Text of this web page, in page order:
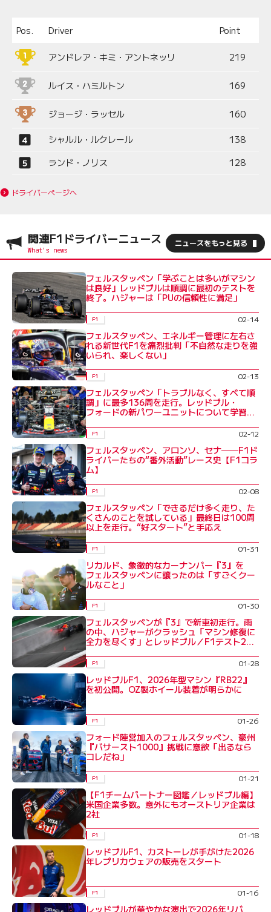
Pos. Driver Point
アンドレア・キミ・アントネッリ 219
ルイス・ハミルトン 169
ジョージ・ラッセル 160
シャルル・ルクレール
138
ランド・ノリス
128
ドライバーページへ
関連F1ドライバーニュース ニュースをもっと見る
フェルスタッペン「学ぶことは多いがマシン
は良好」レッドブルは順調に最初のテストを
終了。ハジャーは「PUの信頼性に満足」
F1 02-14
フェルスタッペン、エネルギー管理に左右さ
れる新世代F1を痛烈批判「不自然な走りを強
いられ、楽しくない」
F1 02-13
フェルスタッペン「トラブルなく、すべて順
調」に最多136周を走行。レッドブル・
フォードの新パワーユニットについて学習重
F1 02-12
フェルスタッペン、アロンソ、セナ──F1ド
ライバーたちの“番外活動”レース史【F1コラ
ム】
F1 02-08
フェルスタッペン「できるだけ多く走り、た
くさんのことを試している」最終日は100周
以上を走行。“好スタート”と手応え
F1 01-31
リカルド、象徴的なカーナンバー『3』を
フェルスタッペンに譲ったのは「すごくクー
ルなこと」
F1 01-30
フェルスタッペンが『3』で新車初走行。雨
の中、ハジャーがクラッシュ「マシン修復に
全力を尽くす」とレッドブル／F1テスト2日
F1 01-28
レッドブルF1、2026年型マシン『RB22』
を初公開。OZ製ホイール装着が明らかに
F1 01-26
フォード陣営加入のフェルスタッペン、豪州
『バサースト1000』挑戦に意欲「出るなら
コレだね」
F1 01-21
【F1チームパートナー図鑑／レッドブル編】
米国企業多数。意外にもオーストリア企業は
2社
F1 01-18
レッドブルF1、カストーレが手がけた2026
年レプリカウェアの販売をスタート
F1 01-16
レッドブルが華やかな演出で2026年リバ